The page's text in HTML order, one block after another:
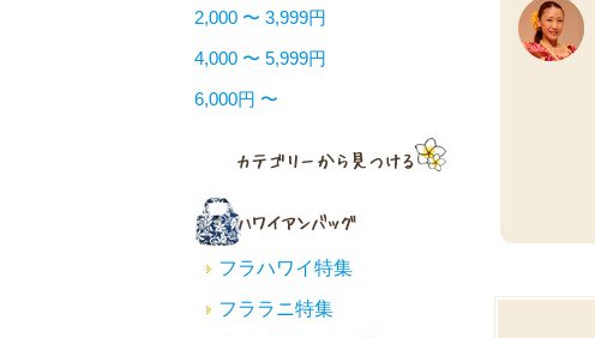
2,000 〜 3,999円
4,000 〜 5,999円
6,000円 〜
フラハワイ特集
フララニ特集